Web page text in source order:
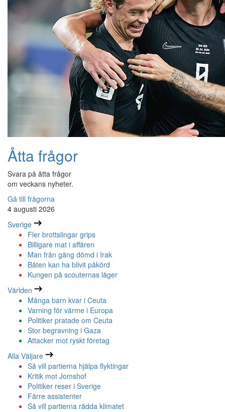
Åtta frågor
Svara på åtta frågor
om veckans nyheter.
Gå till frågorna
4 augusti 2026
Sverige
Fler brottslingar grips
Billigare mat i affären
Man från gäng dömd i Irak
Båten kan ha blivit påkörd
Kungen på scouternas läger
Världen
Många barn kvar i Ceuta
Varning för värme i Europa
Politiker pratade om Ceuta
Stor begravning i Gaza
Attacker mot ryskt företag
Alla Väljare
Så vill partierna hjälpa flyktingar
Kritik mot Jomshof
Politiker reser i Sverige
Färre assistenter
Så vill partierna rädda klimatet